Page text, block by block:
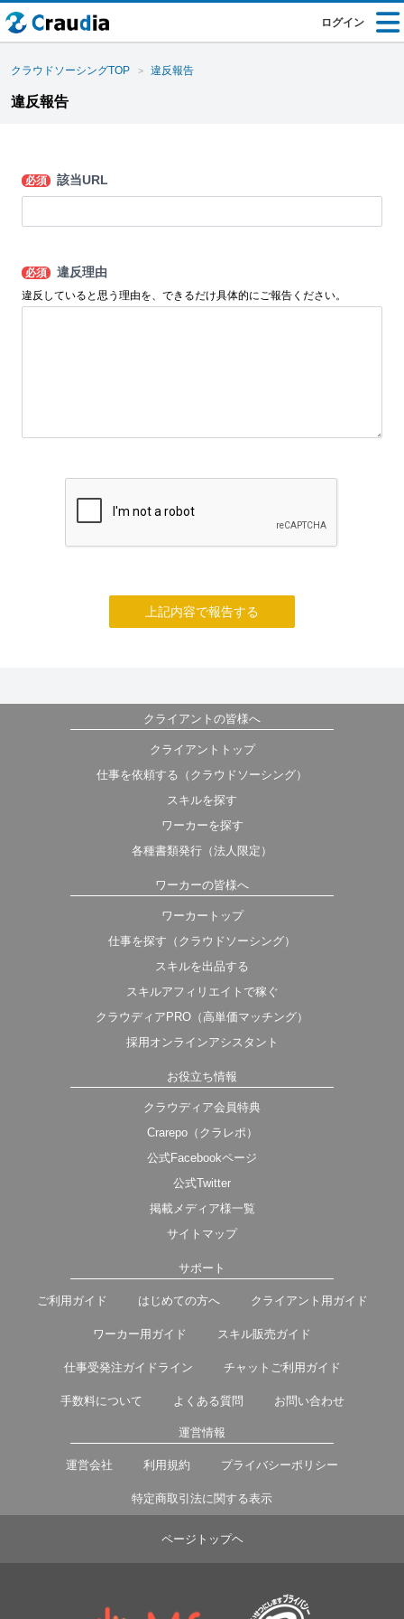
ログイン
クラウドソーシングTOP 違反報告
違反報告
必須 該当URL
必須 違反理由
違反していると思う理由を、できるだけ具体的にご報告ください。
上記内容で報告する
クライアントの皆様へ
クライアントトップ
仕事を依頼する（クラウドソーシング）
スキルを探す
ワーカーを探す
各種書類発行（法人限定）
ワーカーの皆様へ
ワーカートップ
仕事を探す（クラウドソーシング）
スキルを出品する
スキルアフィリエイトで稼ぐ
クラウディアPRO（高単価マッチング）
採用オンラインアシスタント
お役立ち情報
クラウディア会員特典
Crarepo（クラレポ）
公式Facebookページ
公式Twitter
掲載メディア様一覧
サイトマップ
サポート
ご利用ガイド はじめての方へ クライアント用ガイド
ワーカー用ガイド スキル販売ガイド
仕事受発注ガイドライン チャットご利用ガイド
手数料について よくある質問 お問い合わせ
運営情報
運営会社 利用規約 プライバシーポリシー
特定商取引法に関する表示
ページトップヘ